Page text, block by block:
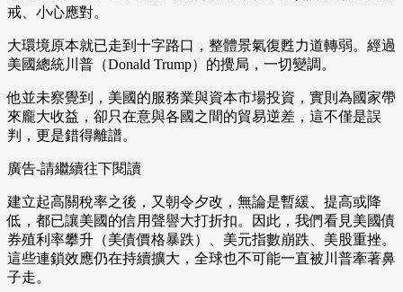
戒、小心應對。
大環境原本就已走到十字路口，整體景氣復甦力道轉弱。經過
美國總統川普（Donald Trump）的攪局，一切變調。
他並未察覺到，美國的服務業與資本市場投資，實則為國家帶
來龐大收益，卻只在意與各國之間的貿易逆差，這不僅是誤
判，更是錯得離譜。
廣告-請繼續往下閱讀
建立起高關稅率之後，又朝令夕改，無論是暫緩、提高或降
低，都已讓美國的信用聲譽大打折扣。因此，我們看見美國債
券殖利率攀升（美債價格暴跌）、美元指數崩跌、美股重挫。
這些連鎖效應仍在持續擴大，全球也不可能一直被川普牽著鼻
子走。